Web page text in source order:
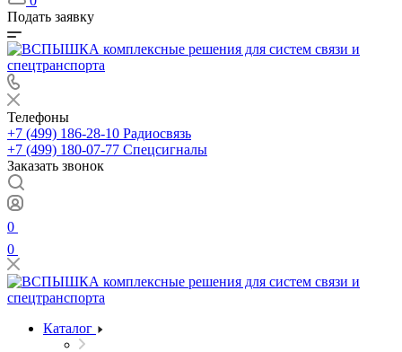
Подать заявку
Телефоны
+7 (499) 186-28-10 Радиосвязь
+7 (499) 180-07-77 Спецсигналы
Заказать звонок
0
0
Каталог